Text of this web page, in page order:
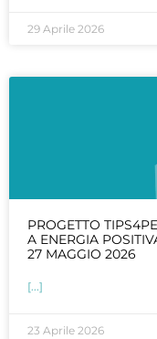
29 Aprile 2026
PROGETTO
A ENERGIA
27 MAGGIO 2026
[...]
23 Aprile 2026